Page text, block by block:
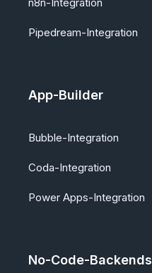
Pipedream-Integration
App-Builder
Bubble-Integration
Coda-Integration
Power Apps-Integration
No-Code-Backends